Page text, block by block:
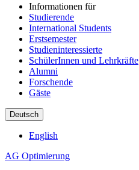
Informationen für
Studierende
International Students
Erstsemester
Studieninteressierte
SchülerInnen und Lehrkräfte
Alumni
Forschende
Gäste
Deutsch
English
AG Optimierung